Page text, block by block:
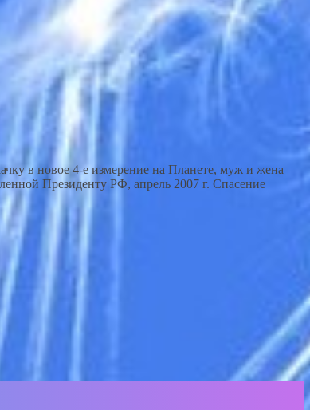
в новое 4-е измерение на Планете, муж и жена
Президенту РФ, апрель 2007 г. Спасение